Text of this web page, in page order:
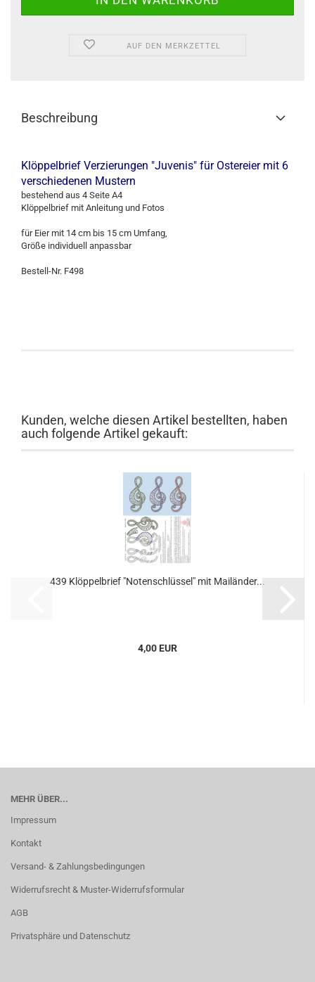
AUF DEN MERKZETTEL
Beschreibung
Klöppelbrief Verzierungen "Juvenis" für Ostereier mit 6
verschiedenen Mustern
bestehend aus 4 Seite A4
Klöppelbrief mit Anleitung und Fotos
für Eier mit 14 cm bis 15 cm Umfang,
Größe individuell anpassbar
Bestell-Nr. F498
Kunden, welche diesen Artikel bestellten, haben
auch folgende Artikel gekauft:
439 Klöppelbrief "Notenschlüssel" mit Mailänder...
4,00 EUR
MEHR ÜBER...
Impressum
Kontakt
Versand- & Zahlungsbedingungen
Widerrufsrecht & Muster-Widerrufsformular
AGB
Privatsphäre und Datenschutz